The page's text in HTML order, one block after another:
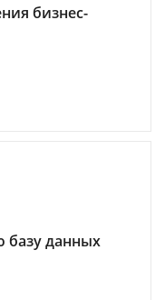
бизнес-
базу данных